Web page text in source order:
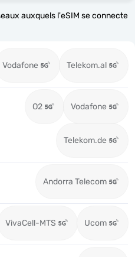
auxquels l'eSIM se connecte
Vodafone Telekom.al
O2 Vodafone
Telekom.de
Andorra Telecom
VivaCell-MTS Ucom